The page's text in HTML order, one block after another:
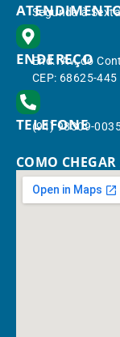
Segunda à
ENDEREÇO
End.: Av. do
CEP: 68625-445
TELEFONE
(91) 98309-
COMO